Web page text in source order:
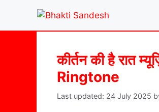
content
कीर्तन की है रात
Ringtone
24 July 2025